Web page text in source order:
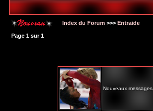
Index du Forum >>> Entraide
Page 1 sur1
Nouveaux messages